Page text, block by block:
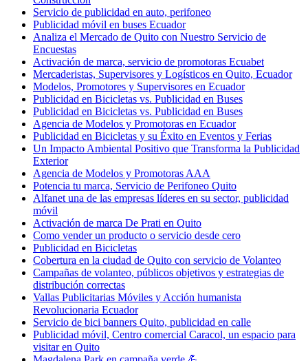
Servicio de publicidad en auto, perifoneo
Publicidad móvil en buses Ecuador
Analiza el Mercado de Quito con Nuestro Servicio de
Encuestas
Activación de marca, servicio de promotoras Ecuabet
Mercaderistas, Supervisores y Logísticos en Quito, Ecuador
Modelos, Promotores y Supervisores en Ecuador
Publicidad en Bicicletas vs. Publicidad en Buses
Publicidad en Bicicletas vs. Publicidad en Buses
Agencia de Modelos y Promotoras en Ecuador
Publicidad en Bicicletas y su Éxito en Eventos y Ferias
Un Impacto Ambiental Positivo que Transforma la Publicidad
Exterior
Agencia de Modelos y Promotoras AAA
Potencia tu marca, Servicio de Perifoneo Quito
Alfanet una de las empresas líderes en su sector, publicidad
móvil
Activación de marca De Prati en Quito
Como vender un producto o servicio desde cero
Publicidad en Bicicletas
Cobertura en la ciudad de Quito con servicio de Volanteo
Campañas de volanteo, públicos objetivos y estrategias de
distribución correctas
Vallas Publicitarias Móviles y Acción humanista
Revolucionaria Ecuador
Servicio de bici banners Quito, publicidad en calle
Publicidad móvil, Centro comercial Caracol, un espacio para
visitar en Quito